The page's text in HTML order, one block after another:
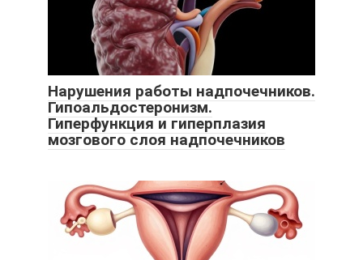
Нарушения работы надпочечников.
Гипоальдостеронизм.
Гиперфункция и гиперплазия
мозгового слоя надпочечников